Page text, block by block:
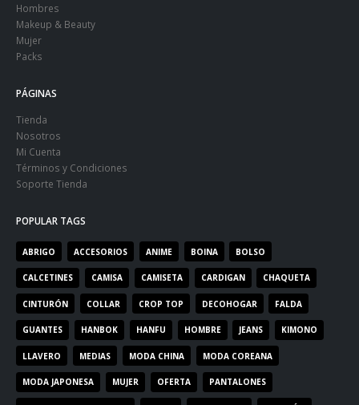
Hombres
Makeup & Beauty
Mujer
Packs
PÁGINAS
Tienda
Nosotros
Mi Cuenta
Términos y Condiciones
Soporte Tienda
POPULAR TAGS
ABRIGO ACCESORIOS ANIME BOINA BOLSO
CALCETINES CAMISA CAMISETA CARDIGAN CHAQUETA
CINTURÓN COLLAR CROP TOP DECOHOGAR FALDA
GUANTES HANBOK HANFU HOMBRE JEANS KIMONO
LLAVERO MEDIAS MODA CHINA MODA COREANA
MODA JAPONESA MUJER OFERTA PANTALONES